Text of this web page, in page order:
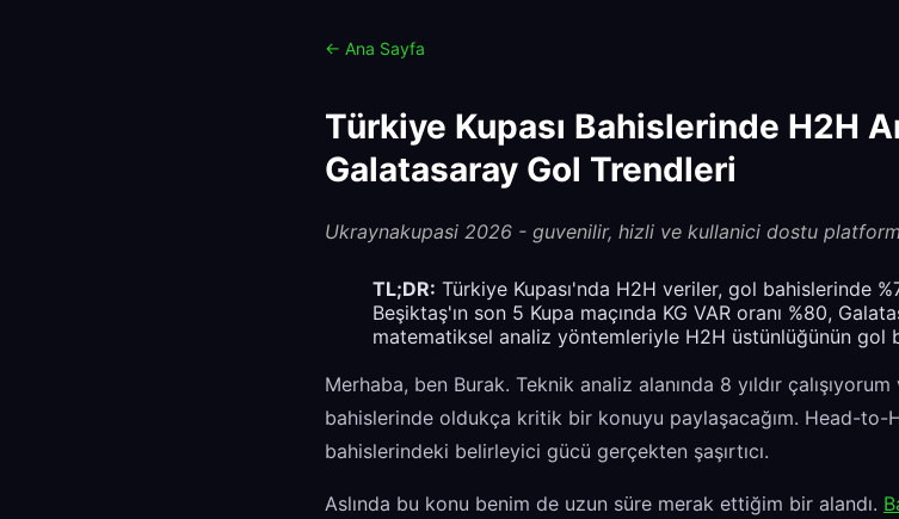
← Ana Sayfa
Türkiye Kupası Bahislerinde H2H
Galatasaray Gol Trendleri
Ukraynakupasi 2026 - guvenilir, hizli ve kullanici dostu
TL;DR: Türkiye Kupası'nda H2H veriler, gol bahislerinde
Beşiktaş'ın son 5 Kupa maçında KG VAR oranı %80,
matematiksel analiz yöntemleriyle H2H üstünlüğünün gol
Merhaba, ben Burak. Teknik analiz alanında 8 yıldır
bahislerinde oldukça kritik bir konuyu paylaşacağım. Head-
bahislerindeki belirleyici gücü gerçekten şaşırtıcı.
Aslında bu konu benim de uzun süre merak ettiğim bir alandı.